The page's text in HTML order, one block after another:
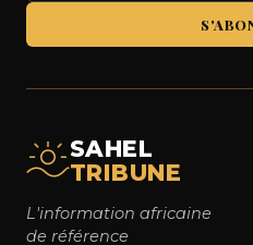
SAHEL
TRIBUNE
L'information africaine
de référence